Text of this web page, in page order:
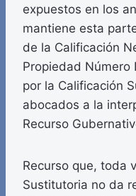
expuestos en los
mantiene esta
de la Calificación
Propiedad Número
por la Calificación
abocados a la
Recurso
Recurso que, toda
Sustitutoria no da